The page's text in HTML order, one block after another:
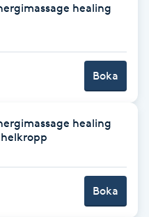
healing
Boka
healing
Boka